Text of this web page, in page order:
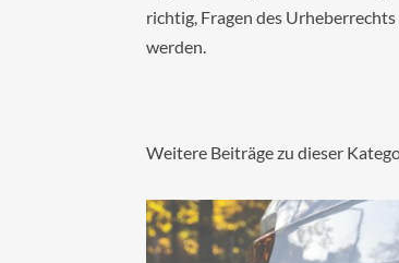
richtig, Fragen des
werden.​
Weitere Beiträge zu dieser